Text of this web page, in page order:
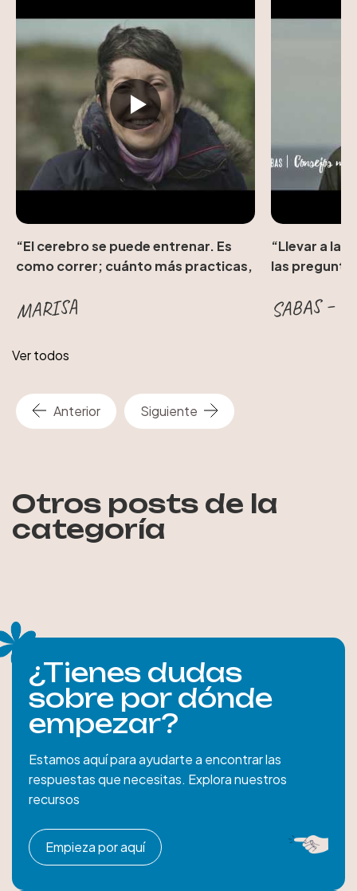
Anterior Siguiente
“El cerebro se puede entrenar. Es
como correr; cuánto más practicas,
MARISA
“Llevar a la
las
SABAS –
Ver todos
Otros posts de la
categoría
¿Tienes dudas
sobre por dónde
empezar?
Estamos aquí para ayudarte a encontrar las
respuestas que necesitas. Explora nuestros
recursos
Empieza por aquí